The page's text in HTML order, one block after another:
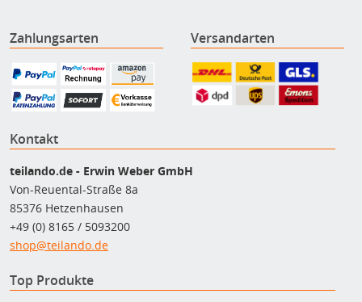
Zahlungsarten Versandarten
Kontakt
teilando.de - Erwin Weber GmbH
Von-Reuental-Straße 8a
85376 Hetzenhausen
+49 (0) 8165 / 5093200
shop@teilando.de
Top Produkte